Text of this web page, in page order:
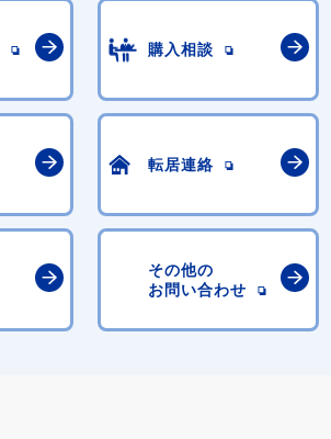
購入相談
転居連絡
その他の
お問い合わせ